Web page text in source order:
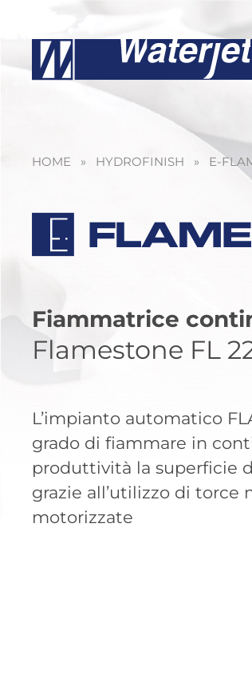
HOME » HYDROFINISH » E-
Fiammatrice
Flamestone FL
L’impianto automatico
grado di fiammare in
produttività la superficie
grazie all’utilizzo di torce
motorizzate